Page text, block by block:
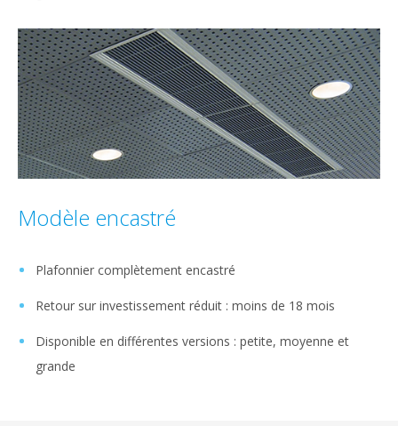
Modèle encastré
Plafonnier complètement encastré
Retour sur investissement réduit : moins de 18 mois
Disponible en différentes versions : petite, moyenne et
grande